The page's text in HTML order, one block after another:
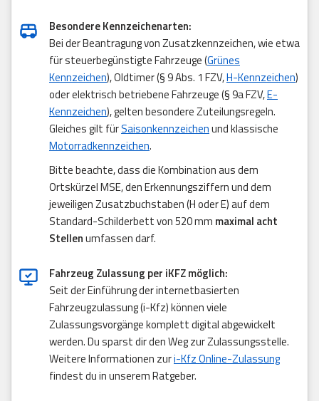
Besondere Kennzeichenarten:
Bei der Beantragung von Zusatzkennzeichen, wie etwa
für steuerbegünstigte Fahrzeuge (Grünes
Kennzeichen), Oldtimer (§ 9 Abs. 1 FZV,H-Kennzeichen)
oder elektrisch betriebene Fahrzeuge (§ 9a FZV,E-
Kennzeichen), gelten besondere Zuteilungsregeln.
Gleiches gilt fürSaisonkennzeichenund klassische
Motorradkennzeichen.
Bitte beachte, dass die Kombination aus dem
Ortskürzel MSE, den Erkennungsziffern und dem
jeweiligen Zusatzbuchstaben (H oder E) auf dem
Standard-Schilderbett von 520 mm maximal acht
Stellenumfassen darf.
Fahrzeug Zulassung per iKFZ möglich:
Seit der Einführung der internetbasierten
Fahrzeugzulassung (i-Kfz) können viele
Zulassungsvorgänge komplett digital abgewickelt
werden. Du sparst dir den Weg zur Zulassungsstelle.
Weitere Informationen zuri-Kfz Online-Zulassung
findest du in unserem Ratgeber.